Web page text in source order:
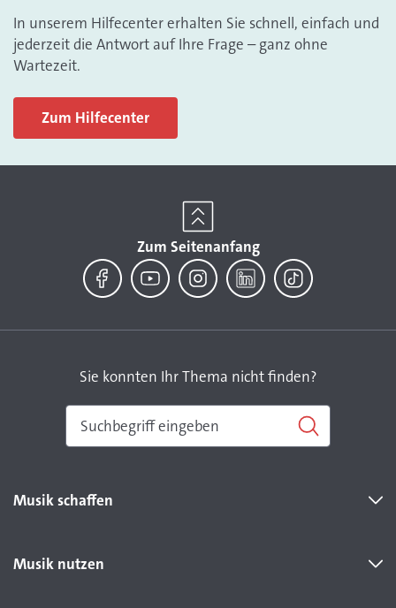
In unserem Hilfecenter erhalten Sie schnell, einfach und
jederzeit die Antwort auf Ihre Frage – ganz ohne
Wartezeit.
Zum Hilfecenter
Zum Seitenanfang
Sie konnten Ihr Thema nicht finden?
Musik schaffen
Musik nutzen